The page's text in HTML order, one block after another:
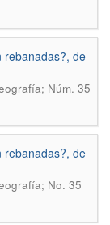
rebanadas?, de
Núm. 35
rebanadas?, de
No. 35